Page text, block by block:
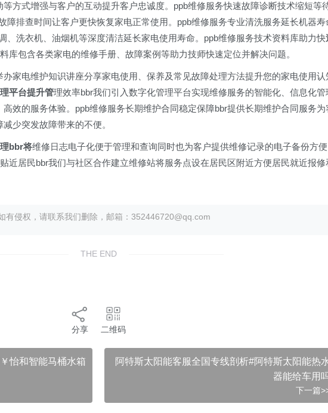
方式增强与客户的互动提升客户忠诚度。ppb维修服务快速故障诊断技术缩短等
障排查时间让客户更快恢复家电正常使用。ppb维修服务专业清洗服务延长机器寿
、洗衣机、油烟机等深度清洁延长家电使用寿命。ppb维修服务技术资料库助力快
库包含各类家电的维修手册、故障案例等助力技师快速定位并解决问题。
家电维护知识讲座分享家电使用、保养及常见故障处理方法提升您的家电使用认
平台提升管理效率bbr我们引入数字化管理平台实现维修服务的智能化、信息化管
效的服务体验。ppb维修服务长期维护合同稳定保障bbr提供长期维护合同服务为
少突发故障带来的不便。
bbr将维修日志电子化便于管理和查询同时也为客户提供维修记录的电子备份方便
近居民bbr我们与社区合作建立维修站将服务点设在居民区附近方便居民就近报修
有侵权，请联系我们删除，邮箱：352446720@qq.com
THE END
分享 二维码
怡和智能马桶水箱
阿特斯太阳能客服全国专线剖析#阿特斯太阳能热
器能给车用
下一篇